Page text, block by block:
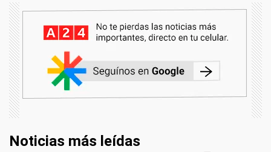
Noticias más leídas